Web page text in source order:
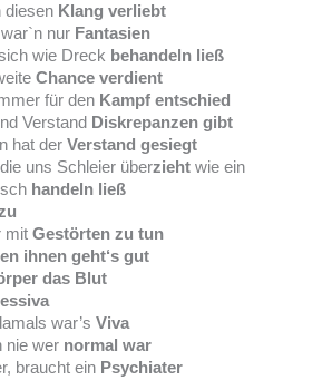
diesen Klang verliebt
nur Fantasien
wie Dreck behandeln ließ
Chance verdient
für den Kampf entschied
Verstand Diskrepanzen gibt
hat der Verstand gesiegt
die uns Schleier überzieht wie ein
handeln ließ
mit Gestörten zu tun
ihnen geht‘s gut
das Blut
war’s Viva
nie wer normal war
braucht ein Psychiater